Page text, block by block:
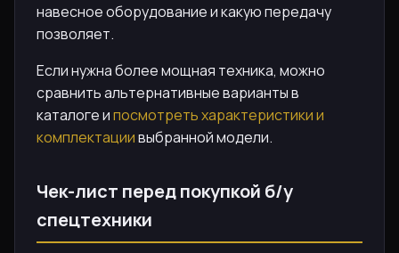
навесное оборудование и какую передачу
позволяет.
Если нужна более мощная техника, можно
сравнить альтернативные варианты в
каталоге ипосмотреть характеристики и
комплектациивыбранной модели.
Чек-лист перед покупкой б/у
спецтехники